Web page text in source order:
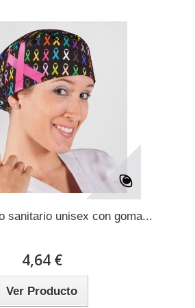
sanitario unisex con goma...
4,64 €
Ver Producto